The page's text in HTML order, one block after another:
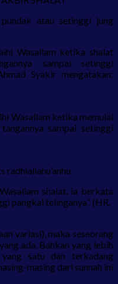
atau setinggi jung
Wasallam ketika shalat
sampai setinggi
Syakir mengatakan:
Wasallam ketika memulai
sampai setinggi
shalat, ia berkata
pangkal telinganya”. (HR.
variasi), maka seseorang
ada. Bahkan yang lebih
satu dan terkadang
masing dari sunnah ini